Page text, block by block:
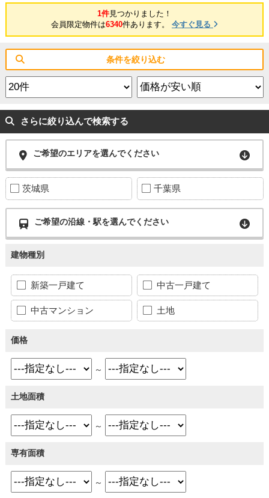
1件見つかりました！
会員限定物件は6340件あります。 今すぐ見る
条件を絞り込む
さらに絞り込んで検索する
ご希望のエリアを選んでください
茨城県 千葉県
ご希望の沿線・駅を選んでください
建物種別
新築一戸建て 中古一戸建て
中古マンション 土地
価格
～
土地面積
～
専有面積
～